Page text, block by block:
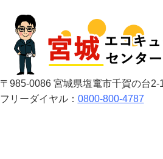
〒985-0086 宮城県塩竃市千賀の台2-
フリーダイヤル： 0800-800-4787